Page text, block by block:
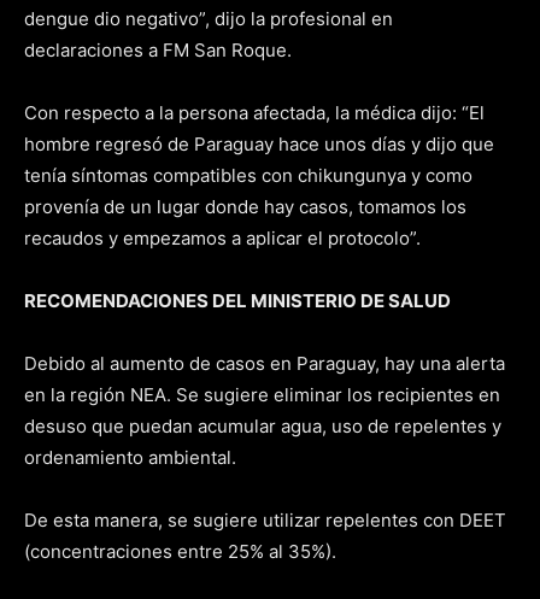
dengue dio negativo”, dijo la profesional en
declaraciones a FM San Roque.
Con respecto a la persona afectada, la médica dijo: “El
hombre regresó de Paraguay hace unos días y dijo que
tenía síntomas compatibles con chikungunya y como
provenía de un lugar donde hay casos, tomamos los
recaudos y empezamos a aplicar el protocolo”.
RECOMENDACIONES DEL MINISTERIO DE SALUD
Debido al aumento de casos en Paraguay, hay una alerta
en la región NEA. Se sugiere eliminar los recipientes en
desuso que puedan acumular agua, uso de repelentes y
ordenamiento ambiental.
De esta manera, se sugiere utilizar repelentes con DEET
(concentraciones entre 25% al 35%).